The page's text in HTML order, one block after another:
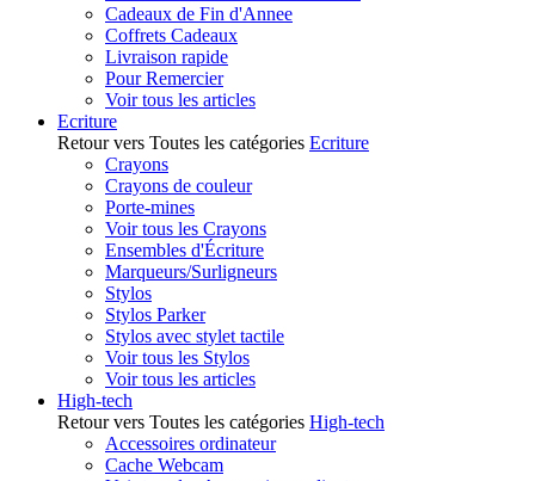
Cadeaux de Fin d'Annee
Coffrets Cadeaux
Livraison rapide
Pour Remercier
Voir tous les articles
Ecriture
Retour vers Toutes les catégories Ecriture
Crayons
Crayons de couleur
Porte-mines
Voir tous les Crayons
Ensembles d'Écriture
Marqueurs/Surligneurs
Stylos
Stylos Parker
Stylos avec stylet tactile
Voir tous les Stylos
Voir tous les articles
High-tech
Retour vers Toutes les catégories High-tech
Accessoires ordinateur
Cache Webcam